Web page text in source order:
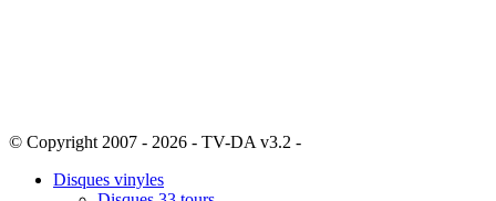
© Copyright 2007 - 2026 - TV-DA v3.2 -
Disques vinyles